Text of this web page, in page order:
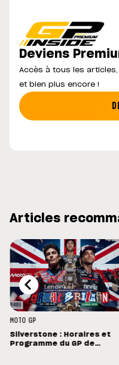
Deviens
Accès à tous les
et bien plus encore !
Articles
MOTO GP
Silverstone : Horaires et
Programme du GP de